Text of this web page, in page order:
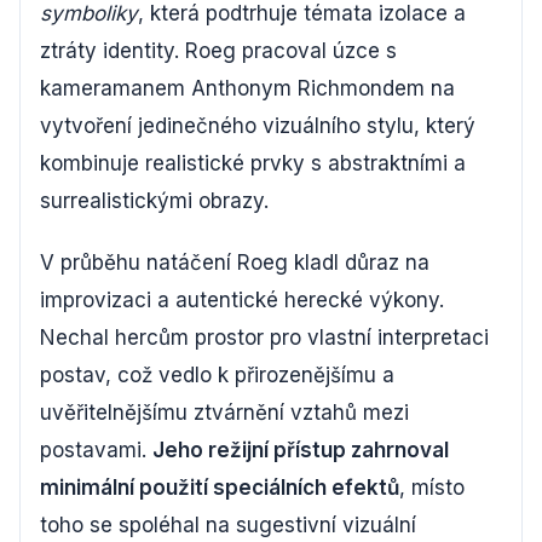
symboliky, která podtrhuje témata izolace a
ztráty identity. Roeg pracoval úzce s
kameramanem Anthonym Richmondem na
vytvoření jedinečného vizuálního stylu, který
kombinuje realistické prvky s abstraktními a
surrealistickými obrazy.
V průběhu natáčení Roeg kladl důraz na
improvizaci a autentické herecké výkony.
Nechal hercům prostor pro vlastní interpretaci
postav, což vedlo k přirozenějšímu a
uvěřitelnějšímu ztvárnění vztahů mezi
postavami. Jeho režijní přístup zahrnoval
minimální použití speciálních efektů, místo
toho se spoléhal na sugestivní vizuální